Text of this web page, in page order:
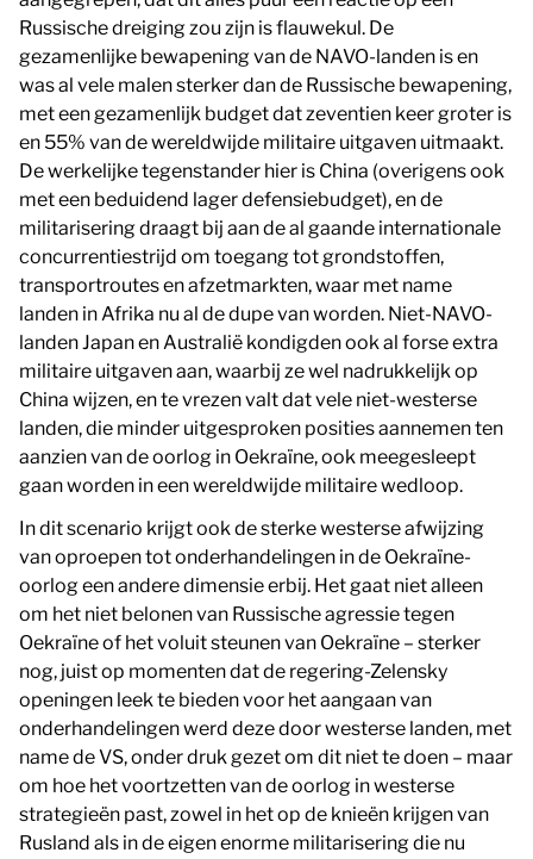
Russische dreiging zou zijn is flauwekul. De
gezamenlijke bewapening van de NAVO-landen is en
was al vele malen sterker dan de Russische bewapening,
met een gezamenlijk budget dat zeventien keer groter is
en 55% van de wereldwijde militaire uitgaven uitmaakt.
De werkelijke tegenstander hier is China (overigens ook
met een beduidend lager defensiebudget), en de
militarisering draagt bij aan de al gaande internationale
concurrentiestrijd om toegang tot grondstoffen,
transportroutes en afzetmarkten, waar met name
landen in Afrika nu al de dupe van worden. Niet-NAVO-
landen Japan en Australië kondigden ook al forse extra
militaire uitgaven aan, waarbij ze wel nadrukkelijk op
China wijzen, en te vrezen valt dat vele niet-westerse
landen, die minder uitgesproken posities aannemen ten
aanzien van de oorlog in Oekraïne, ook meegesleept
gaan worden in een wereldwijde militaire wedloop.
In dit scenario krijgt ook de sterke westerse afwijzing
van oproepen tot onderhandelingen in de Oekraïne-
oorlog een andere dimensie erbij. Het gaat niet alleen
om het niet belonen van Russische agressie tegen
Oekraïne of het voluit steunen van Oekraïne – sterker
nog, juist op momenten dat de regering-Zelensky
openingen leek te bieden voor het aangaan van
onderhandelingen werd deze door westerse landen, met
name de VS, onder druk gezet om dit niet te doen – maar
om hoe het voortzetten van de oorlog in westerse
strategieën past, zowel in het op de knieën krijgen van
Rusland als in de eigen enorme militarisering die nu